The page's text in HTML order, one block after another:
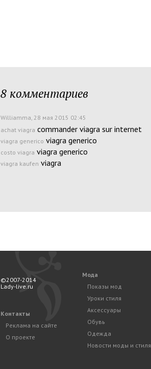
8 комментариев
Williamma, 28 мая 2015 02:45
achat viagra commander viagra sur internet
viagra generico viagra generico
costo viagra viagra generico
viagra kaufen viagra
©2007-2014
Lady-live.ru
Контакты
Реклама на сайте
О проекте
Мода
Показы мод
Уроки стиля
Аксессуары
Обувь
Одежда
Новости моды и стиля